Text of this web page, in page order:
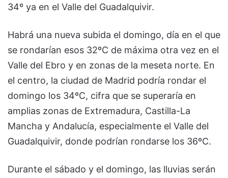
34º ya en el Valle del Guadalquivir.
Habrá una nueva subida el domingo, día en el que
se rondarían esos 32ºC de máxima otra vez en el
Valle del Ebro y en zonas de la meseta norte. En
el centro, la ciudad de Madrid podría rondar el
domingo los 34ºC, cifra que se superaría en
amplias zonas de Extremadura, Castilla-La
Mancha y Andalucía, especialmente el Valle del
Guadalquivir, donde podrían rondarse los 36ºC.
Durante el sábado y el domingo, las lluvias serán